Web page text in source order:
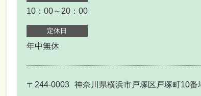
10：00～20：00
定休日
年中無休
〒244-0003 神奈川県横浜市戸塚区戸塚町10